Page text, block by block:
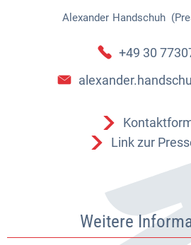
Alexander Handschuh
+49 30
Link zur
Weitere